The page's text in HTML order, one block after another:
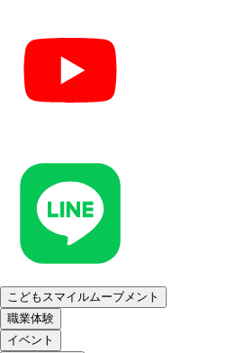
こどもスマイルムーブメント
職業体験
イベント